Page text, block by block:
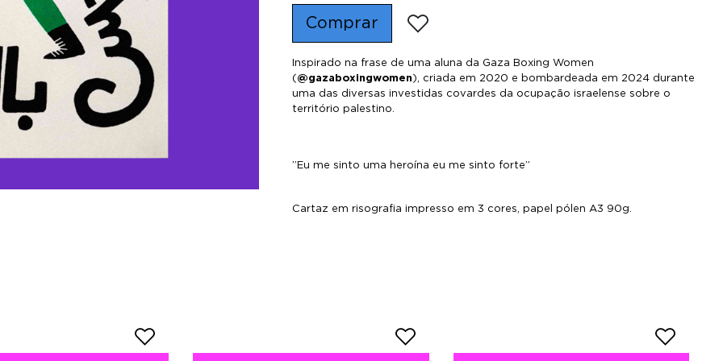
Comprar
Inspirado na frase de uma aluna da Gaza Boxing Women
(@gazaboxingwomen), criada em 2020 e bombardeada em 2024 durante
uma das diversas investidas covardes da ocupação israelense sobre o
território palestino.
” Eu me sinto uma heroína eu me sinto forte”
Cartaz em risografia impresso em 3 cores, papel pólen A3 90g.